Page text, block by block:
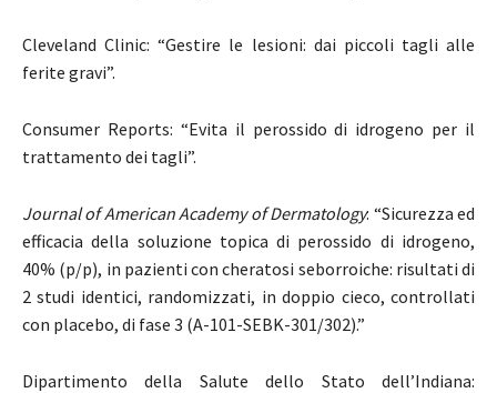
Cleveland Clinic: “Gestire le lesioni: dai piccoli tagli alle
ferite gravi”.
Consumer Reports: “Evita il perossido di idrogeno per il
trattamento dei tagli”.
Journal of American Academy of Dermatology: “Sicurezza ed
efficacia della soluzione topica di perossido di idrogeno,
40% (p/p), in pazienti con cheratosi seborroiche: risultati di
2 studi identici, randomizzati, in doppio cieco, controllati
con placebo, di fase 3 (A-101-SEBK-301/302).”
Dipartimento della Salute dello Stato dell’Indiana: